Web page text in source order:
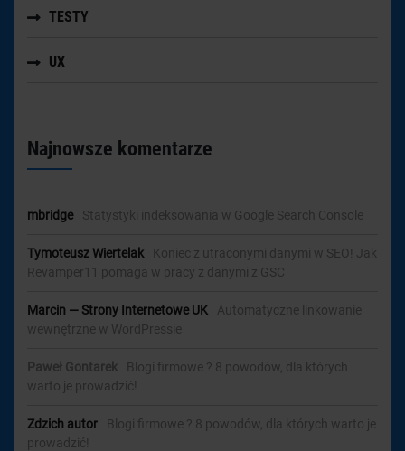
TESTY
UX
Najnowsze komentarze
mbridge- Statystyki indeksowania w Google Search Console
Tymoteusz Wiertelak
Koniec z utraconymi danymi w SEO! Jak
Revamper11 pomaga w pracy z danymi z GSC
Marcin — Strony Internetowe UK
Automatyczne linkowanie
wewnętrzne w WordPressie
Paweł Gontarek
Blogi firmowe ? 8 powodów, dla których
warto je prowadzić!
Zdzich autor
Blogi firmowe ? 8 powodów, dla których warto je
prowadzić!